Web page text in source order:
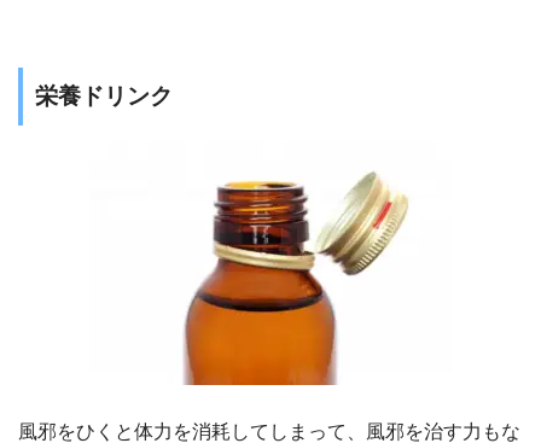
栄養ドリンク
風邪をひくと体力を消耗してしまって、風邪を治す力もな